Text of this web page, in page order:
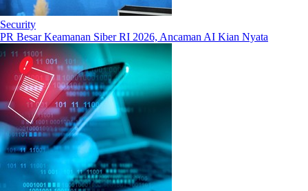
Security
PR Besar Keamanan Siber RI 2026, Ancaman AI Kian Nyata